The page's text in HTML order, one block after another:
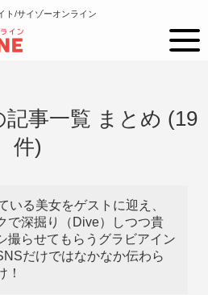
ト/サイゾーオンライン
事一覧 まとめ (19
件)
いる美女をゲストに迎え、
で深掘り（Dive）しつつ貴
撮らせてもらうグラビアイン
だけではなかなか伝わら
！